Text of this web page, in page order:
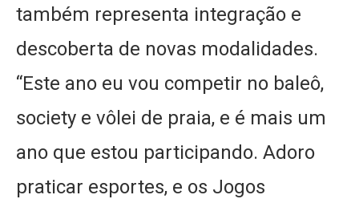
também representa integração e
descoberta de novas modalidades.
“Este ano eu vou competir no baleô,
society e vôlei de praia, e é mais um
ano que estou participando. Adoro
praticar esportes, e os Jogos